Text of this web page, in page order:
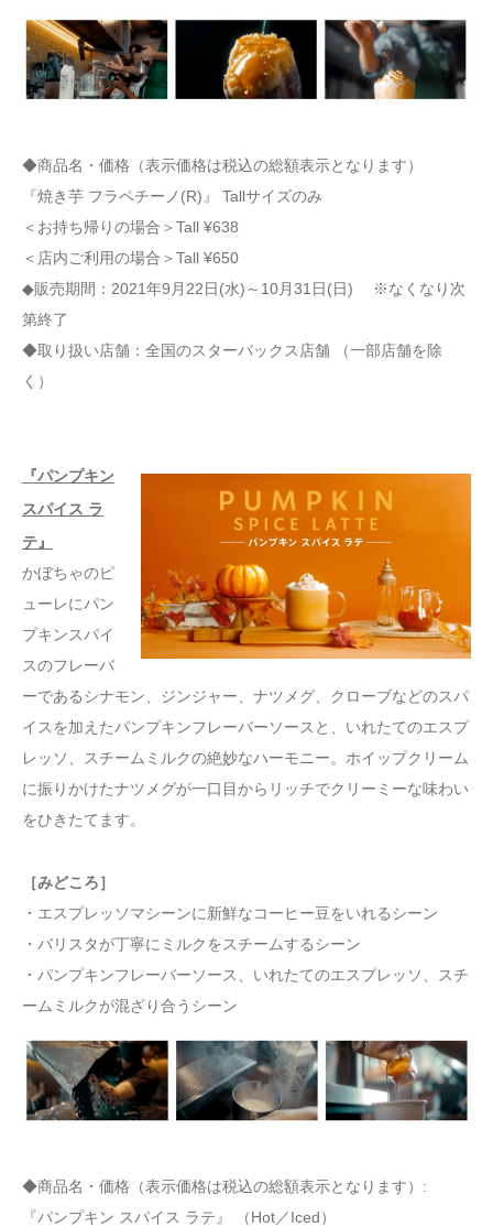
◆商品名・価格（表示価格は税込の総額表示となります）
『焼き芋 フラペチーノ(R)』 Tallサイズのみ
＜お持ち帰りの場合＞Tall ¥638
＜店内ご利用の場合＞Tall ¥650
◆販売期間：2021年9月22日(水)～10月31日(日) ※なくなり次
第終了
◆取り扱い店舗：全国のスターバックス店舗 （一部店舗を除
く）
『パンプキン
スパイス ラ
テ』
かぼちゃのピ
ューレにパン
プキンスパイ
スのフレーバ
ーであるシナモン、ジンジャー、ナツメグ、クローブなどのスパ
イスを加えたパンプキンフレーバーソースと、いれたてのエスプ
レッソ、スチームミルクの絶妙なハーモニー。ホイップクリーム
に振りかけたナツメグが一口目からリッチでクリーミーな味わい
をひきたてます。
［みどころ］
・エスプレッソマシーンに新鮮なコーヒー豆をいれるシーン
・バリスタが丁寧にミルクをスチームするシーン
・パンプキンフレーバーソース、いれたてのエスプレッソ、スチ
ームミルクが混ざり合うシーン
◆商品名・価格（表示価格は税込の総額表示となります）:
『パンプキン スパイス ラテ』 （Hot／Iced）